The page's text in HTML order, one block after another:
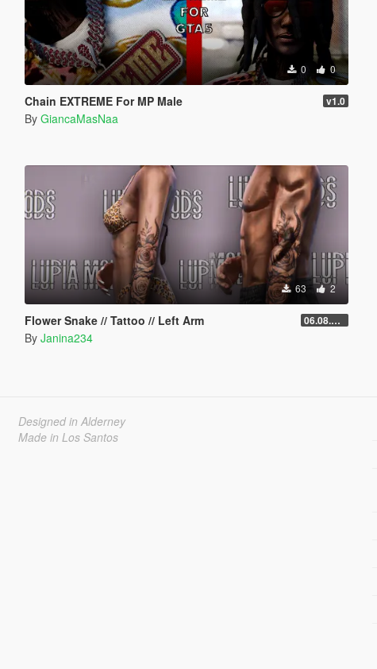
0 0
Chain EXTREME For MP Male v1.0
By GiancaMasNaa
63 2
Flower Snake // Tattoo // Left Arm 06.08.2026
By Janina234
Designed in Alderney
Made in Los Santos